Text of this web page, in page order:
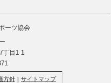
ーツ協会
目1-1
方針 ｜ サイトマップ